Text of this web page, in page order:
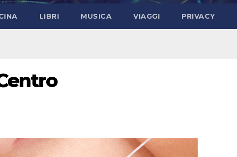
LIBRI MUSICA VIAGGI PRIVACY